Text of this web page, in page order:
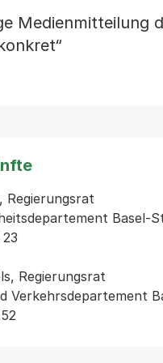
Medienmitteilung
Regierungsrat
Basel-
Regierungsrat
Verkehrsdepartement